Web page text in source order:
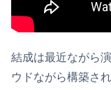
結成は最近ながら
ウドながら構築さ